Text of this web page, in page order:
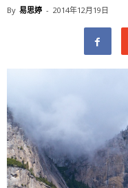
By 易思婷 - 2014年12月19日